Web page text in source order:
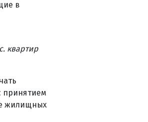
в
квартир
принятием
жилищных